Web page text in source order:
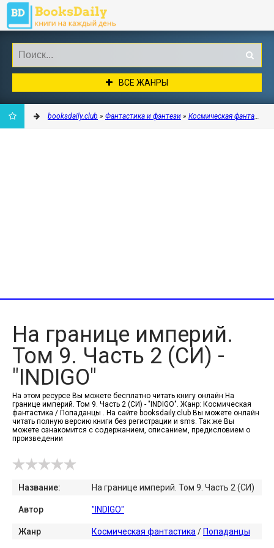
ВСЕ ЖАНРЫ
booksdaily.club » Фантастика и фэнтези » Космическая фантастика
На границе империй.
Том 9. Часть 2 (СИ) -
"INDIGO"
На этом ресурсе Вы можете бесплатно читать книгу онлайн На
границе империй. Том 9. Часть 2 (СИ) - "INDIGO". Жанр: Космическая
фантастика / Попаданцы . На сайте booksdaily.club Вы можете онлайн
читать полную версию книги без регистрации и sms. Так же Вы
можете ознакомится с содержанием, описанием, предисловием о
произведении
Название: На границе империй. Том 9. Часть 2 (СИ)
Автор "INDIGO"
Жанр Космическая фантастика / Попаданцы